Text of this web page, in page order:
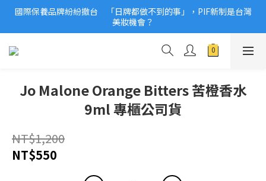
2026美妝小樣、試用品變少？PIF化妝品身分證7月上路！消費者
必懂5觀念
美妝機會？
2026美妝小樣、試用品變少？PIF化妝品身分證7月上路！消費者
Jo Malone Orange Bitters 苦橙香水
9ml 專櫃公司貨
NT$1,200
NT$550